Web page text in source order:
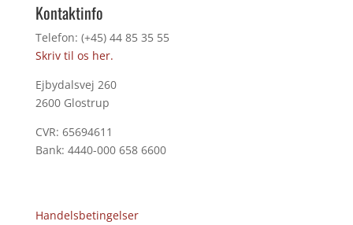
Kontaktinfo
Telefon: (+45) 44 85 35 55
Skriv til os her.
Ejbydalsvej 260
2600 Glostrup
CVR: 65694611
Bank: 4440-000 658 6600
Handelsbetingelser